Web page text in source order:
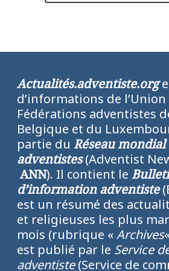
Actualités.adventiste.org
d’informations de l’Union
Fédérations adventistes
Belgique et du
partie du Réseau mondial
adventistes(Adventist
ANN). Il contient le
d’information adventiste
est un résumé des
et religieuses les plus
mois (rubrique «Archives
est publié par le Service
adventiste(Service de